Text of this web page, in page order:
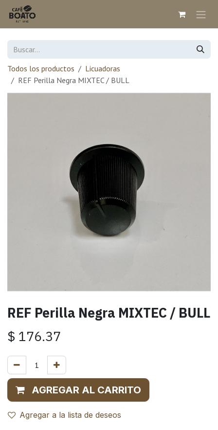
Ir al contenido
Todos los productos
Licuadoras
REF Perilla Negra MIXTEC / BULL
REF Perilla Negra MIXTEC / BULL
$ 176.37
AGREGAR AL CARRITO
Agregar a la lista de deseos